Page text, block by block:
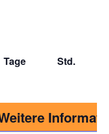
Tage Std.